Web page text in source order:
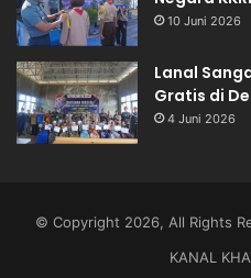
10 Juni 2026
Lanal
Gratis di
4 Juni 2026
© Copyright 2026, All Rights
KANAL